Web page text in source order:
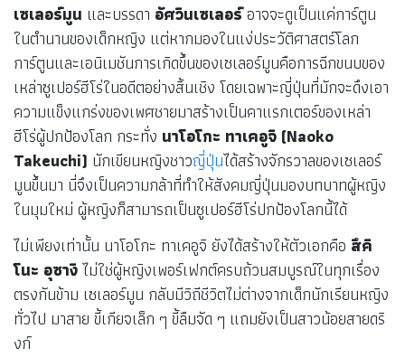
เซเลอร์มูน และบรรดา อัศวินเซเลอร์อาจจะดูเป็นแค่การ์ตูน
ในตำนานของเด็กหญิง แต่หากมองในแง่ประวัติศาสตร์โลก
การ์ตูนและเอนิเมชันการเกิดขึ้นของเซเลอร์มูนคือการฉีกขนบของ
เหล่าซูเปอร์ฮีโร่ในอดีตอย่างสิ้นเชิง โดยเฉพาะญี่ปุ่นที่มักจะดึงเอา
ความแข็งแกร่งของเพศชายมาสร้างเป็นคาแรกเตอร์ของเหล่า
ฮีโร่ผู้ปกป้องโลก กระทั่ง นาโอโกะ ทาเคอูจิ (Naoko
Takeuchi) นักเขียนหญิงชาวญี่ปุ่นได้สร้างจักรวาลของเซเลอร์
มูนขึ้นมา นี่จึงเป็นความกล้าที่ทำให้สังคมญี่ปุ่นมองบทบาทผู้หญิง
ในมุมใหม่ ผู้หญิงก็สามารถเป็นซูเปอร์ฮีโร่ปกป้องโลกนี้ได้
ไม่เพียงเท่านั้น นาโอโกะ ทาเคอูจิ ยังได้สร้างให้ตัวเอกคือ สึคิ
โนะ อุซางิไม่ใช่ผู้หญิงเพอร์เฟกต์ครบถ้วนสมบูรณ์ในทุกเรื่อง
ตรงกันข้าม เซเลอร์มูน กลับมีวิถีชีวิตไม่ต่างจากเด็กนักเรียนหญิง
ทั่วไป มาสาย ขี้เกียจเล็ก ๆ ขี้ลืมจัด ๆ แถมยังเป็นสาวน้อยสายดริ
งก์